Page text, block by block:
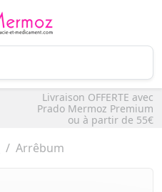
Livraison OFFERTE avec
Prado Mermoz Premium
ou à partir de 55€
Arrêbum